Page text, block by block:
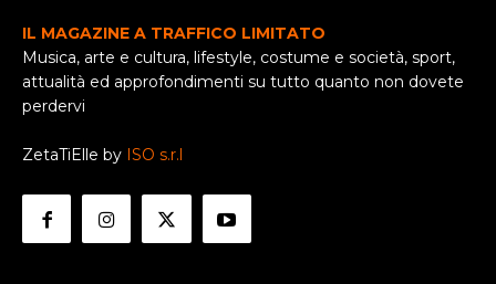
IL MAGAZINE A TRAFFICO LIMITATO
Musica, arte e cultura, lifestyle, costume e società, sport,
attualità ed approfondimenti su tutto quanto non dovete
perdervi
ZetaTiElle by ISO s.r.l